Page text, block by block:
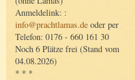
Anmeldelink: :
info@prachtlamas.de oder per
Telefon: 0176 - 660 161 30
Noch 6 Plätze frei (Stand vom
04.08.2026)
* * *